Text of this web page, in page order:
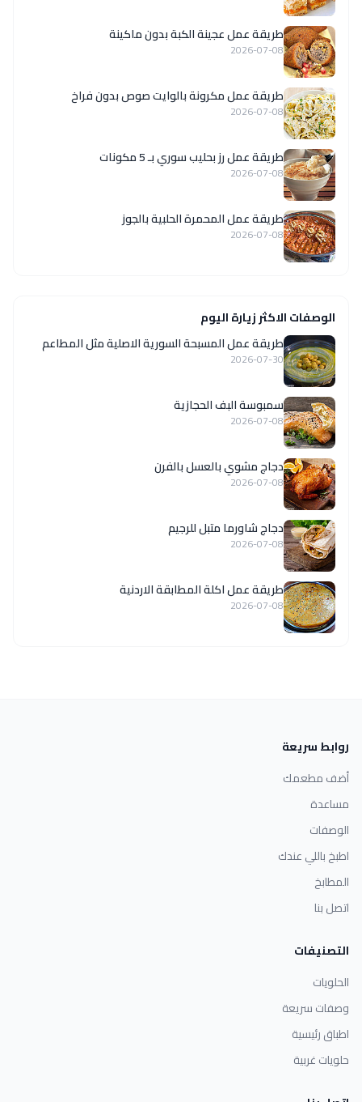
طريقة عمل عجينة الكبة بدون ماكينة
2026-07-08
طريقة عمل مكرونة بالوايت صوص بدون فراخ
2026-07-08
طريقة عمل رز بحليب سوري بـ 5 مكونات
2026-07-08
طريقة عمل المحمرة الحلبية بالجوز
2026-07-08
الوصفات الاكثر زيارة اليوم
‏طريقة عمل المسبحة السورية الاصلية مثل المطاعم
2026-07-30
سمبوسة البف الحجازية
2026-07-08
دجاج مشوي بالعسل بالفرن
2026-07-08
دجاج شاورما متبل للرجيم
2026-07-08
طريقة عمل اكلة المطابقة الاردنية
2026-07-08
روابط سريعة
أضف مطعمك
مساعدة
الوصفات
اطبخ باللي عندك
المطابخ
اتصل بنا
التصنيفات
الحلويات
وصفات سريعة
اطباق رئيسية
حلويات غربية